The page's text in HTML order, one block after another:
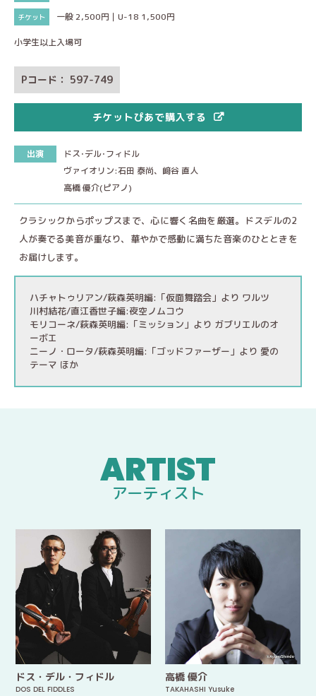
一般 2,500円｜U-18 1,500円
小学生以上入場可
Pコード： 597-749
チケットぴあで購入する
出演
ドス･デル･フィドル
ヴァイオリン:石田 泰尚、﨑谷 直人
高橋 優介(ピアノ)
クラシックからポップスまで、心に響く名曲を厳選。ドスデルの2
人が奏でる美音が重なり、華やかで感動に満ちた音楽のひとときを
お届けします。
ハチャトゥリアン/萩森英明編:「仮面舞踏会」より ワルツ
川村結花/直江香世子編:夜空ノムコウ
モリコーネ/萩森英明編:「ミッション」より ガブリエルのオ
ーボエ
ニーノ・ロータ/萩森英明編:「ゴッドファーザー」より 愛の
テーマ ほか
アーティスト
ドス・デル・フィドル
DOS DEL FIDDLES
高橋 優介
TAKAHASHI Yusuke